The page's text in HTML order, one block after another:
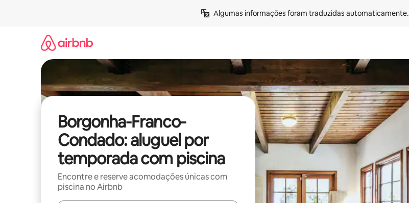
Algumas informações foram traduzidas automaticamente.
Borgonha-Franco-
Condado: aluguel por
temporada com piscina
Encontre e reserve acomodações únicas com
piscina no Airbnb